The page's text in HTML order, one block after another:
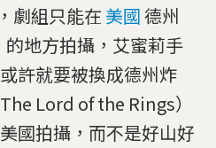
，劇組只能在 美國德州
地方拍攝，艾蜜莉手
許就要被換成德州炸
Lord of the Rings）
國拍攝，而不是好山好